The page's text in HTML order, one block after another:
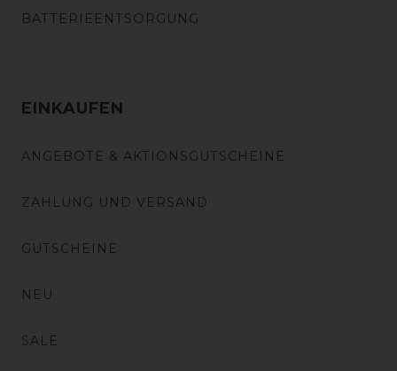
BATTERIEENTSORGUNG
EINKAUFEN
ANGEBOTE & AKTIONSGUTSCHEINE
ZAHLUNG UND VERSAND
GUTSCHEINE
NEU
SALE